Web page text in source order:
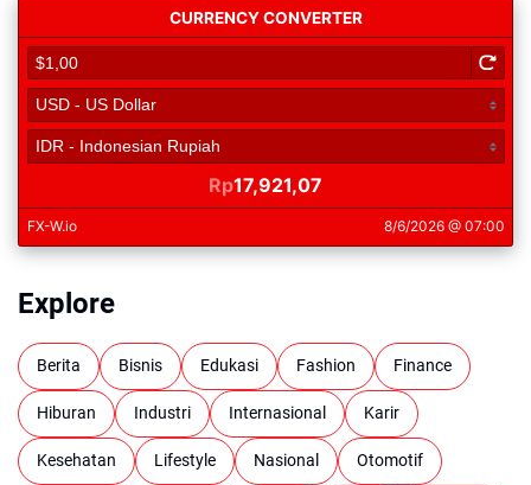
Explore
Berita Bisnis Edukasi Fashion Finance
Hiburan Industri Internasional Karir
Kesehatan Lifestyle Nasional Otomotif